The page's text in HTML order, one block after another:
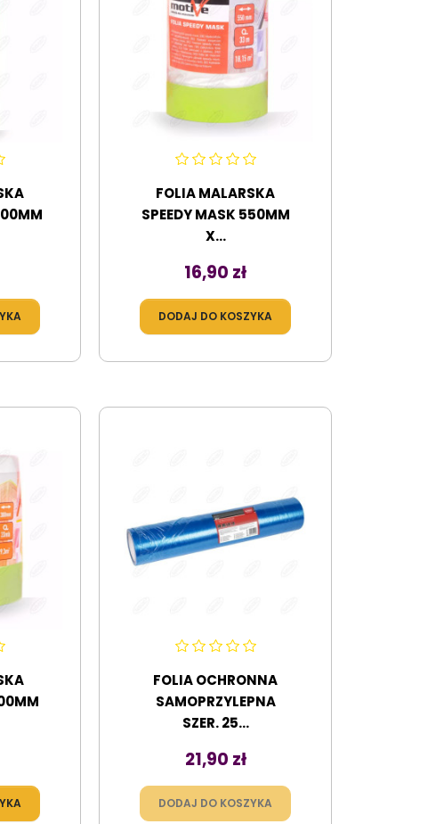
FOLIA MALARSKA
SPEEDY MASK 550MM
X...
Cena
16,90 zł
DODAJ DO KOSZYKA
FOLIA OCHRONNA
SAMOPRZYLEPNA
SZER. 25...
Cena
21,90 zł
DODAJ DO KOSZYKA